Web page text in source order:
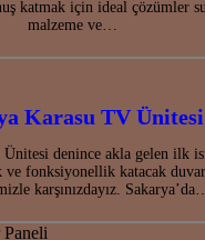
katmak için ideal çözümler
malzeme ve…
Karasu TV Ünitesi
Ünitesi denince akla gelen ilk
ve fonksiyonellik katacak
karşınızdayız.